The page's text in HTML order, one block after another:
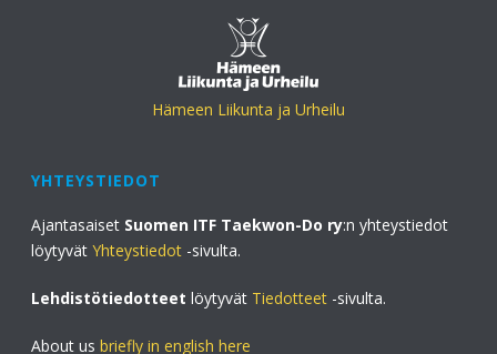
Hämeen Liikunta ja Urheilu
YHTEYSTIEDOT
Ajantasaiset Suomen ITF Taekwon-Do ry:n yhteystiedot
löytyvätYhteystiedot -sivulta.
Lehdistötiedotteet löytyvät Tiedotteet -sivulta.
About usbriefly in english here